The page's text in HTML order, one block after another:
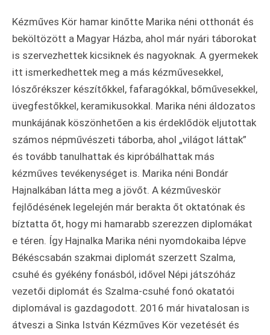
Kézműves Kör hamar kinőtte Marika néni otthonát és
beköltözött a Magyar Házba, ahol már nyári táborokat
is szervezhettek kicsiknek és nagyoknak. A gyermekek
itt ismerkedhettek meg a más kézművesekkel,
lószőrékszer készítőkkel, fafaragókkal, bőművesekkel,
üvegfestőkkel, keramikusokkal. Marika néni áldozatos
munkájának köszönhetően a kis érdeklődök eljutottak
számos népművészeti táborba, ahol „világot láttak”
és tovább tanulhattak és kipróbálhattak más
kézműves tevékenységet is. Marika néni Bondár
Hajnalkában látta meg a jövőt. A kézműveskör
fejlődésének legelején már berakta őt oktatónak és
bíztatta őt, hogy mi hamarabb szerezzen diplomákat
e téren. Így Hajnalka Marika néni nyomdokaiba lépve
Békéscsabán szakmai diplomát szerzett Szalma,
csuhé és gyékény fonásból, idővel Népi játszóház
vezetői diplomát és Szalma-csuhé fonó okatatói
diplomával is gazdagodott. 2016 már hivatalosan is
átveszi a Sinka István Kézműves Kör vezetését és